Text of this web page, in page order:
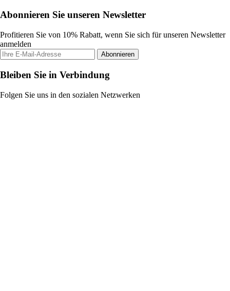
Abonnieren Sie unseren Newsletter
Profitieren Sie von 10% Rabatt, wenn Sie sich für unseren Newsletter
anmelden
Abonnieren
Bleiben Sie in Verbindung
Folgen Sie uns in den sozialen Netzwerken